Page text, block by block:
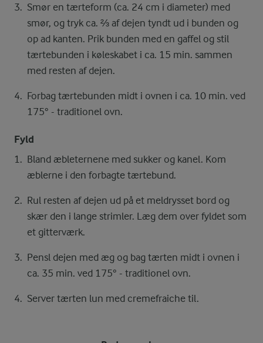
Smør en tærteform (ca. 24 cm i diameter) med
smør, og tryk ca. ⅔ af dejen tyndt ud i bunden og
op ad kanten. Prik bunden med en gaffel og stil
tærtebunden i køleskabet i ca. 15 min. sammen
med resten af dejen.
Forbag tærtebunden midt i ovnen i ca. 10 min. ved
175° - traditionel ovn.
Fyld
Bland æbleternene med sukker og kanel. Kom
æblerne i den forbagte tærtebund.
Rul resten af dejen ud på et meldrysset bord og
skær den i lange strimler. Læg dem over fyldet som
et gitterværk.
Pensl dejen med æg og bag tærten midt i ovnen i
ca. 35 min. ved 175° - traditionel ovn.
Server tærten lun med cremefraiche til.